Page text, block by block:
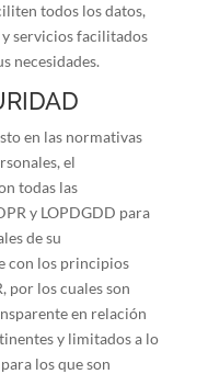
todos los datos,
servicios facilitados
necesidades.
en las normativas
el
todas las
y LOPDGDD para
de su
con los principios
por los cuales son
en relación
y limitados a lo
los que son